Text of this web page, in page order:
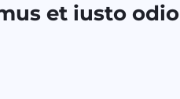
et iusto odio